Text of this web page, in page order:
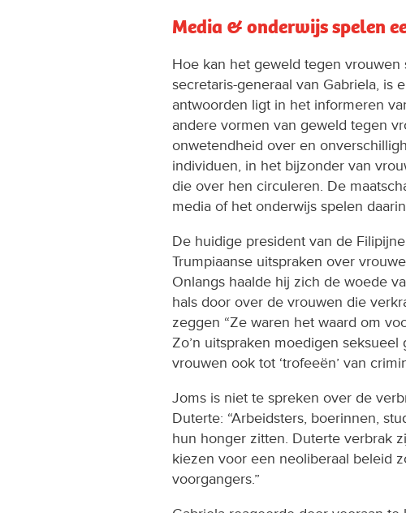
Media & onderwijs spelen
Hoe kan het geweld tegen vrouwen
secretaris-generaal van Gabriela, is
antwoorden ligt in het informeren
andere vormen van geweld tegen
onwetendheid over en
individuen, in het bijzonder van
die over hen circuleren. De
media of het onderwijs spelen
De huidige president van de
Trumpiaanse uitspraken over
Onlangs haalde hij zich de woede
hals door over de vrouwen die
zeggen “Ze waren het waard om
Zo’n uitspraken moedigen
vrouwen ook tot ‘trofeeën’ van
Joms is niet te spreken over de
Duterte: “Arbeidsters, boerinnen,
hun honger zitten. Duterte verbrak
kiezen voor een neoliberaal beleid
voorgangers.”